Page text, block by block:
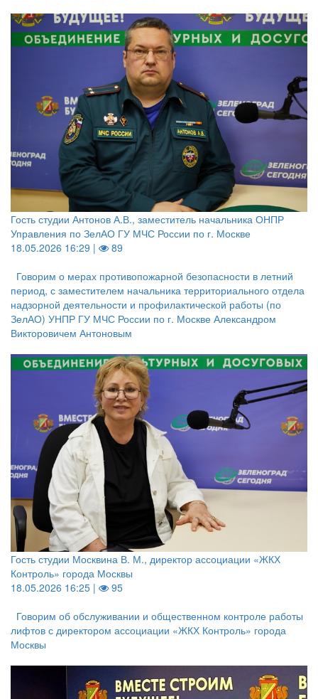
Гость студии Антонов А.В., заместитель начальника ОНПР
Управления по ЗелАО ГУ МЧС России по г. Москве
18.05.2026 16:29 |
89
Говорим о мерах противопожарной безопасности в летний
период, с заместителем начальника территориального отдела
надзорной деятельности и профилактической работы (по
ЗелАО) УНПР ГУ МЧС России по г. Москве Александром
Викторовичем Антоновым
Гость студии Москвина В. М., директор ассоциации «ЖКХ
Контроль» города Москвы
18.05.2026 16:25 |
95
Говорим об обслуживании и общественном контроле работы
лифтов с директором ассоциации «ЖКХ Контроль» города
Москвы